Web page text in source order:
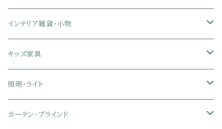
幅151～180cmテレビ台
折りたたみベッド
ソファベッド
マットレス
セミシングル
セミシングル
ひんやりマット（冷却マット）
こたつ布団
シングル
セミダブル
6人用ダイニングテーブルセット
木製ダイニング
スチール脚ダイニング
カウンターテーブル
伸縮式テーブル
キーボードスライダー付きデスク
学習机
ツインデスク
デスクセット
リクライニングチェア
ハイバックオフィスチェア
リビングチェア
スツール・オットマン
学習椅子
ファブリックチェア
オフィスデスク
オフィス収納
オフィス雑貨
オフィス家電
ランドリーラック
タオルハンガー
洗濯カゴ・ワゴン
物干しスタンド
インテリア雑貨・小物
タオル
食器・食器スタンド
キャニスター・ディスペンサー
キッズ家具
絵本ラック・本棚
ラック・ランドセルラック
照明・ライト
シーリングライト
カーテン・ブラインド